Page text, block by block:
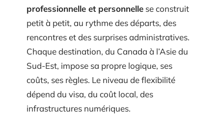
professionnelle et personnelle se construit
petit à petit, au rythme des départs, des
rencontres et des surprises administratives.
Chaque destination, du Canada à l’Asie du
Sud-Est, impose sa propre logique, ses
coûts, ses règles. Le niveau de flexibilité
dépend du visa, du coût local, des
infrastructures numériques.